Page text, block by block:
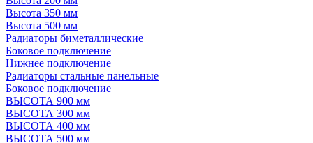
Высота 350 мм
Высота 500 мм
Радиаторы биметаллические
Боковое подключение
Нижнее подключение
Радиаторы стальные панельные
Боковое подключение
ВЫСОТА 900 мм
ВЫСОТА 300 мм
ВЫСОТА 400 мм
ВЫСОТА 500 мм